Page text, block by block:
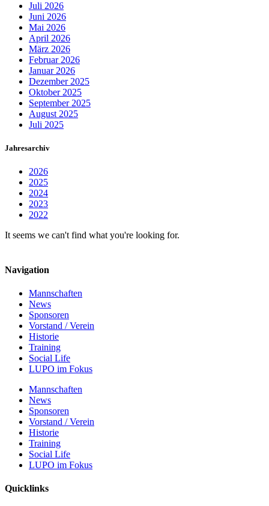
Juli 2026
Juni 2026
Mai 2026
April 2026
März 2026
Februar 2026
Januar 2026
Dezember 2025
Oktober 2025
September 2025
August 2025
Juli 2025
Jahresarchiv
2026
2025
2024
2023
2022
It seems we can't find what you're looking for.
Navigation
Mannschaften
News
Sponsoren
Vorstand / Verein
Historie
Training
Social Life
LUPO im Fokus
Mannschaften
News
Sponsoren
Vorstand / Verein
Historie
Training
Social Life
LUPO im Fokus
Quicklinks